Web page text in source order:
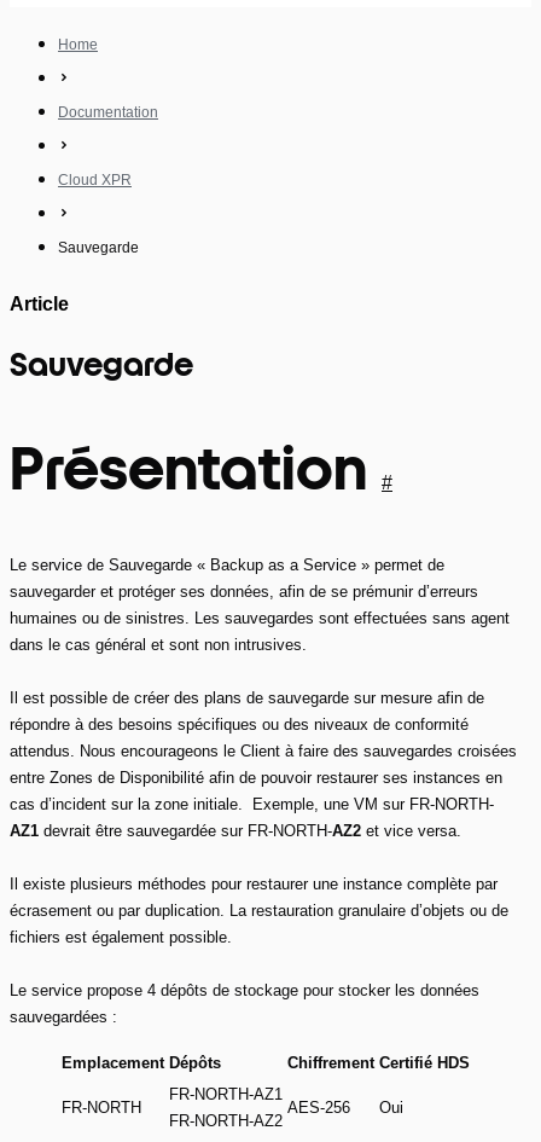
Home
Documentation
Cloud XPR
Sauvegarde
Article
Sauvegarde
Présentation #
Le service de Sauvegarde « Backup as a Service » permet de
sauvegarder et protéger ses données, afin de se prémunir d’erreurs
humaines ou de sinistres. Les sauvegardes sont effectuées sans agent
dans le cas général et sont non intrusives.
Il est possible de créer des plans de sauvegarde sur mesure afin de
répondre à des besoins spécifiques ou des niveaux de conformité
attendus. Nous encourageons le Client à faire des sauvegardes croisées
entre Zones de Disponibilité afin de pouvoir restaurer ses instances en
cas d’incident sur la zone initiale. Exemple, une VM sur FR-NORTH-
AZ1 devrait être sauvegardée sur FR-NORTH-AZ2 et vice versa.
Il existe plusieurs méthodes pour restaurer une instance complète par
écrasement ou par duplication. La restauration granulaire d’objets ou de
fichiers est également possible.
Le service propose 4 dépôts de stockage pour stocker les données
sauvegardées :
Emplacement Dépôts Chiffrement Certifié HDS
FR-NORTH
FR-NORTH-AZ1
FR-NORTH-AZ2
AES-256 Oui